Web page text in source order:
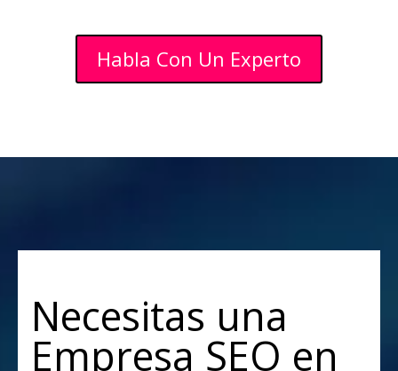
Habla Con Un Experto
Necesitas una
Empresa SEO en